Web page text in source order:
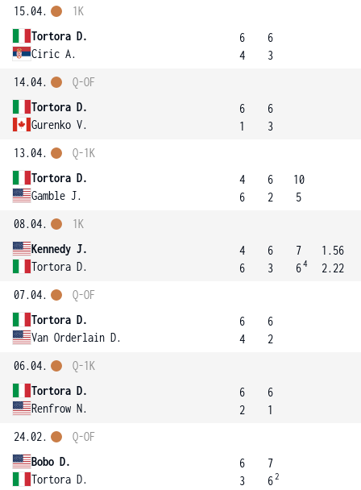
15.04.
Tortora D.
Ciric A.
1K
6
4
6
3
14.04.
Tortora D.
Gurenko V.
Q-OF
6
1
6
3
13.04.
Tortora D.
Gamble J.
Q-1K
4
6
6
2
10
5
08.04.
Kennedy J.
Tortora D.
1K
4
6
6
3
7
64
1.56
2.22
07.04.
Tortora D.
Van Orderlain D.
Q-OF
6
4
6
2
06.04.
Tortora D.
Renfrow N.
Q-1K
6
2
6
1
24.02.
Bobo D.
Tortora D.
Q-OF
6
3
7
62